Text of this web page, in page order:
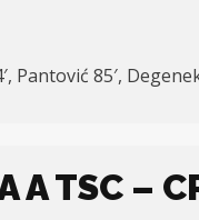
Pantović 85′,
A TSC –